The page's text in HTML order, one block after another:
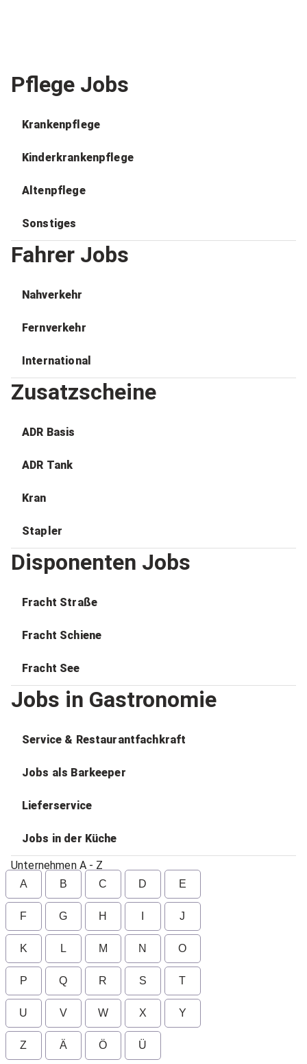
Pflege Jobs
Krankenpflege
Kinderkrankenpflege
Altenpflege
Sonstiges
Fahrer Jobs
Nahverkehr
Fernverkehr
International
Zusatzscheine
ADR Basis
ADR Tank
Kran
Stapler
Disponenten Jobs
Fracht Straße
Fracht Schiene
Fracht See
Jobs in Gastronomie
Service & Restaurantfachkraft
Jobs als Barkeeper
Lieferservice
Jobs in der Küche
Unternehmen A - Z
A B C D E
F G H J
K L M N O
P Q R S T
U V W X Y
Z Ä Ö Ü